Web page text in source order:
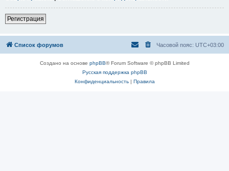
Регистрация
Список форумов Часовой пояс: UTC+03:00
Создано на основе phpBB® Forum Software © phpBB Limited
Русская поддержка phpBB
Конфиденциальность| Правила